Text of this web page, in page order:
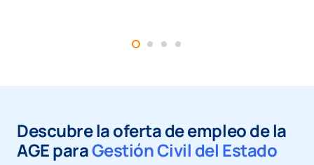
Descubre la oferta de empleo de la
AGE paraGestión Civil del Estado